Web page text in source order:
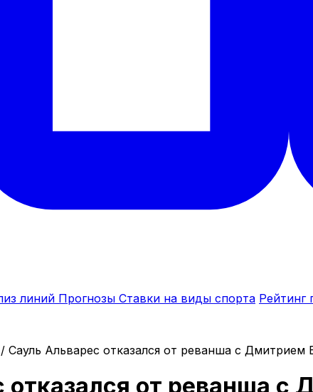
линий Прогнозы Ставки на виды спорта Рейтинг
/ Сауль Альварес отказался от реванша с
отказался от реванша